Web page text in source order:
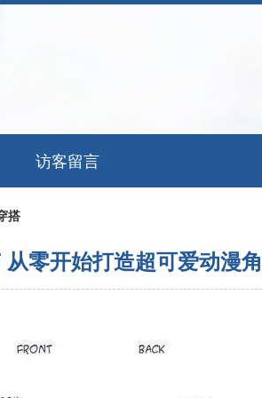
访客留言
搭
零开始打造超可爱动漫